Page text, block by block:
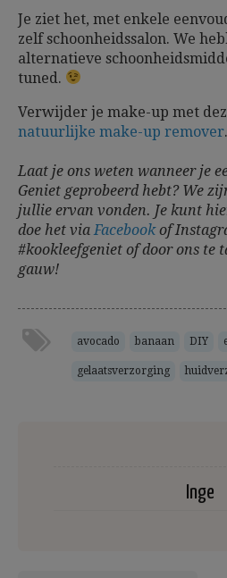
Je ziet het, met enkele
zelf schoonheidssalon. We
alternatieve
tuned.
Verwijder je make-up met
natuurlijke make-up remover.
Laat je ons weten wanneer je
Geniet geprobeerd hebt? We
jullie ervan vonden. Je kunt
doe het via Facebookof
#kookleefgeniet of door ons te
gauw!
avocado banaan DIY
gelaatsverzorging
Inge